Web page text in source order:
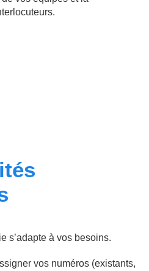
s’adapte à vos besoins.
vos numéros (existants,